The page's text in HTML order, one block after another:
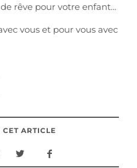
rêve pour votre enfant…
vous et pour vous avec
CET ARTICLE